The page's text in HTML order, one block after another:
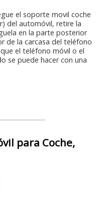
el soporte movil coche
del automóvil, retire la
en la parte posterior
de la carcasa del teléfono
el teléfono móvil o el
se puede hacer con una
para Coche,